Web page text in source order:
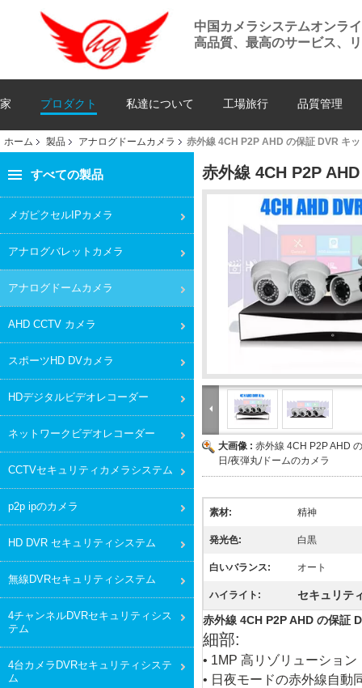
中国カメラシステムオンラ
高品質、最高のサービス、
家 プロダクト 私達について 工場旅行 品質管理
ホーム 製品 アナログドームカメラ 赤外線 4CH P2P AHD の保証 DVR キ
すべての製品
メガピクセルIPカメラ
アナログバレットカメラ
アナログドームカメラ
AHD CCTV カメラ
スポーツHD DVカメラ
HDデジタルビデオレコーダー
ネットワークビデオレコーダー
CCTVセキュリティカメラシステム
p2p ipのカメラ
HD DVR セキュリティシステム
無線DVRセキュリティシステム
4チャンネルDVRセキュリティシス
テム
4台カメラDVRセキュリティシステ
ム
赤外線 4CH P2P
大画像 : 赤外線 4CH P2P AHD
日/夜弾丸/ドームのカメラ
素材: 精神
発光色: 白黒
白いバランス: オート
ハイライト:
セキュリテ
赤外線 4CH P2P AHD の保証
細部:
• 1MP 高リゾリューション
• 日夜モードの赤外線自動